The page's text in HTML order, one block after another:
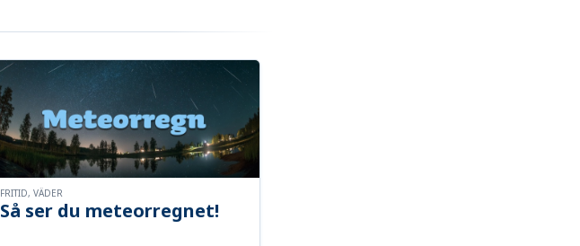
Så ser du meteorregnet!
FRITID, VÄDER